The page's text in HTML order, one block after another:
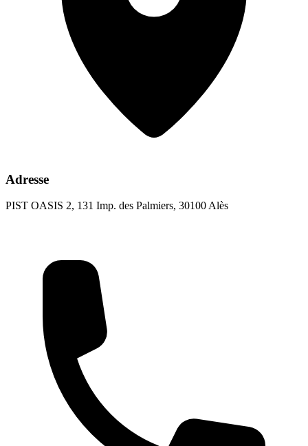
Adresse
PIST OASIS 2, 131 Imp. des Palmiers, 30100 Alès